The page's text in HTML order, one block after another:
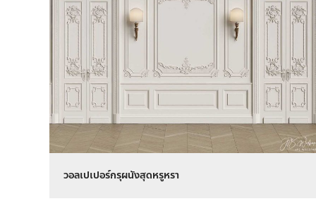
วอลเปเปอร์กรุผนังสุดหรูหรา